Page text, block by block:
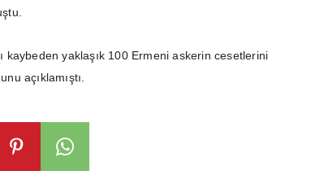
kaybeden yaklaşık 100 Ermeni askerin cesetlerini
açıklamıştı.